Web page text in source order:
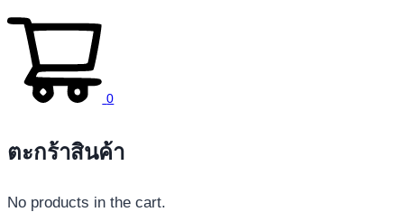
0
ตะกร้าสินค้า
No products in the cart.